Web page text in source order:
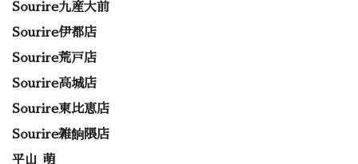
Sourire九産大前
Sourire伊都店
Sourire荒戸店
Sourire高城店
Sourire東比恵店
Sourire雑餉隈店
平山 萌